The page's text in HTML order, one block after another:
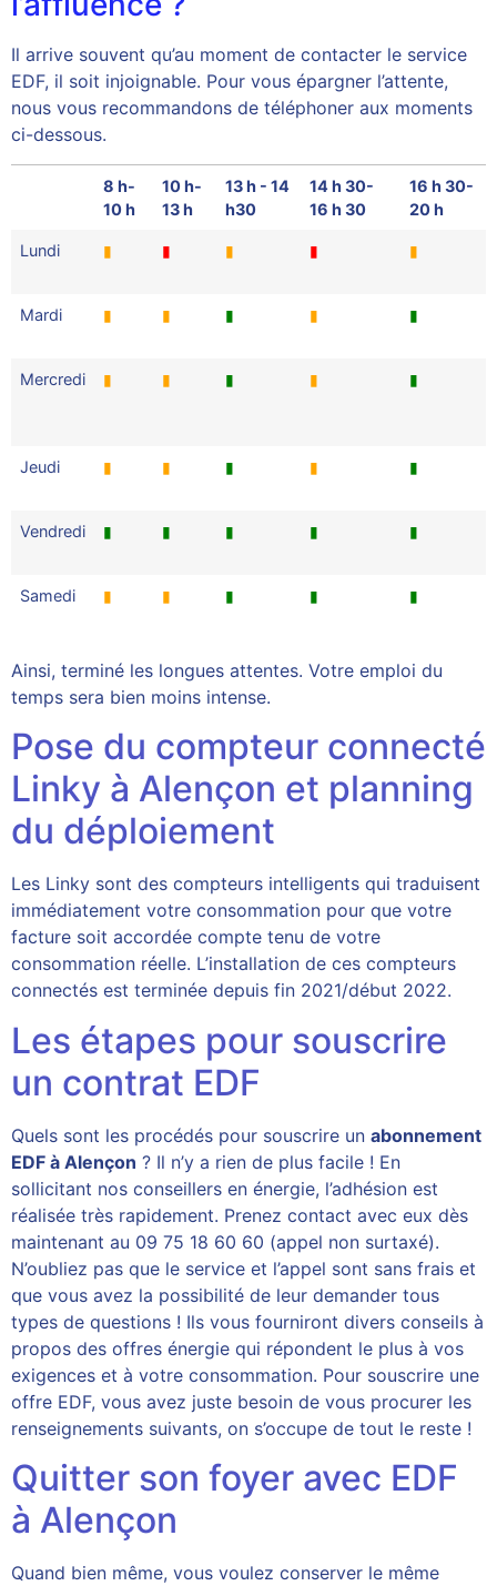
Il arrive souvent qu’au moment de contacter le service
EDF, il soit injoignable. Pour vous épargner l’attente,
nous vous recommandons de téléphoner aux moments
ci-dessous.
8 h-
10 h
10 h-
13 h
13 h - 14
h30
14 h 30-
16 h 30
16 h 30-
20 h
Lundi ▮ ▮ ▮ ▮ ▮
Mardi ▮ ▮ ▮ ▮ ▮
Mercredi ▮ ▮ ▮ ▮ ▮
Jeudi ▮ ▮ ▮ ▮ ▮
Vendredi ▮ ▮ ▮ ▮ ▮
Samedi ▮ ▮ ▮ ▮ ▮
Ainsi, terminé les longues attentes. Votre emploi du
temps sera bien moins intense.
Pose du compteur connecté
Linky à Alençon et planning
du déploiement
Les Linky sont des compteurs intelligents qui traduisent
immédiatement votre consommation pour que votre
facture soit accordée compte tenu de votre
consommation réelle. L’installation de ces compteurs
connectés est terminée depuis fin 2021/début 2022.
Les étapes pour souscrire
un contrat EDF
Quels sont les procédés pour souscrire un abonnement
EDF à Alençon ? Il n’y a rien de plus facile ! En
sollicitant nos conseillers en énergie, l’adhésion est
réalisée très rapidement. Prenez contact avec eux dès
maintenant au 09 75 18 60 60 (appel non surtaxé).
N’oubliez pas que le service et l’appel sont sans frais et
que vous avez la possibilité de leur demander tous
types de questions ! Ils vous fourniront divers conseils à
propos des offres énergie qui répondent le plus à vos
exigences et à votre consommation. Pour souscrire une
offre EDF, vous avez juste besoin de vous procurer les
renseignements suivants, on s’occupe de tout le reste !
Quitter son foyer avec EDF
à Alençon
Quand bien même, vous voulez conserver le même